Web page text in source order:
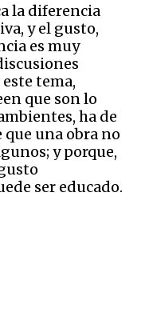
la diferencia
y el gusto,
es muy
tema,
que son lo
ha de
que una obra no
y porque,
ser educado.